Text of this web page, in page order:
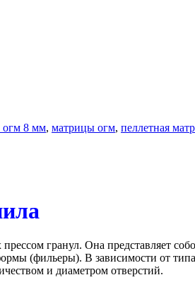
огм 8 мм, матрицы огм, пеллетная
гранул. Она представляет
(фильеры). В зависимости от типа
и диаметром отверстий.